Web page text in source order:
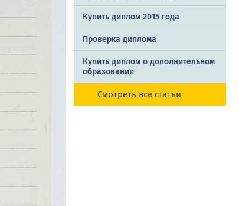
Купить диплом 2015 года
Проверка диплома
Купить диплом о дополнительном
образовании
Смотреть все статьи